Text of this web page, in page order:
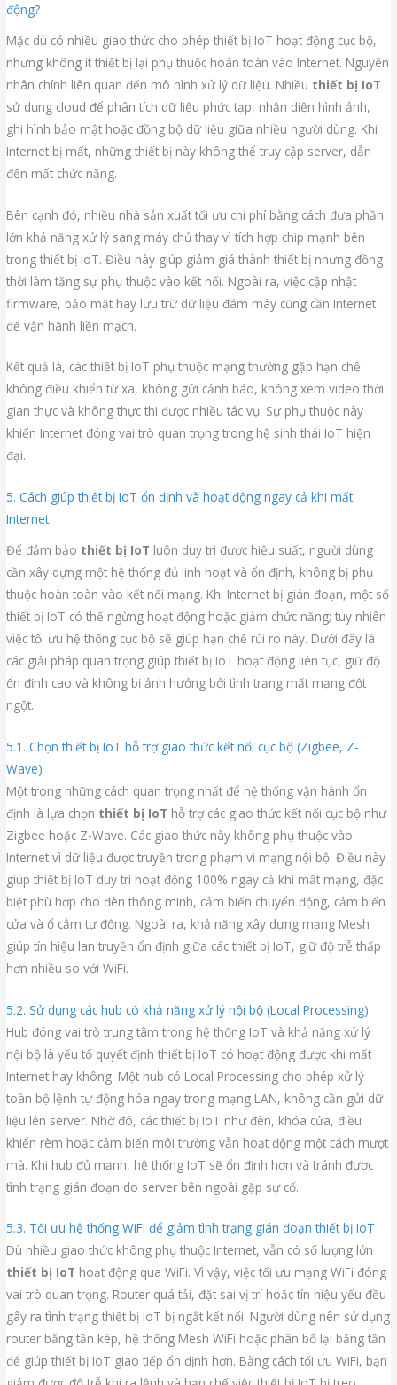
động?
Mặc dù có nhiều giao thức cho phép thiết bị IoT hoạt động cục bộ,
nhưng không ít thiết bị lại phụ thuộc hoàn toàn vào Internet. Nguyên
nhân chính liên quan đến mô hình xử lý dữ liệu. Nhiều thiết bị IoT
sử dụng cloud để phân tích dữ liệu phức tạp, nhận diện hình ảnh,
ghi hình bảo mật hoặc đồng bộ dữ liệu giữa nhiều người dùng. Khi
Internet bị mất, những thiết bị này không thể truy cập server, dẫn
đến mất chức năng.
Bên cạnh đó, nhiều nhà sản xuất tối ưu chi phí bằng cách đưa phần
lớn khả năng xử lý sang máy chủ thay vì tích hợp chip mạnh bên
trong thiết bị IoT. Điều này giúp giảm giá thành thiết bị nhưng đồng
thời làm tăng sự phụ thuộc vào kết nối. Ngoài ra, việc cập nhật
firmware, bảo mật hay lưu trữ dữ liệu đám mây cũng cần Internet
để vận hành liền mạch.
Kết quả là, các thiết bị IoT phụ thuộc mạng thường gặp hạn chế:
không điều khiển từ xa, không gửi cảnh báo, không xem video thời
gian thực và không thực thi được nhiều tác vụ. Sự phụ thuộc này
khiến Internet đóng vai trò quan trọng trong hệ sinh thái IoT hiện
đại.
5. Cách giúp thiết bị IoT ổn định và hoạt động ngay cả khi mất
Internet
Để đảm bảo thiết bị IoT luôn duy trì được hiệu suất, người dùng
cần xây dựng một hệ thống đủ linh hoạt và ổn định, không bị phụ
thuộc hoàn toàn vào kết nối mạng. Khi Internet bị gián đoạn, một số
thiết bị IoT có thể ngừng hoạt động hoặc giảm chức năng; tuy nhiên
việc tối ưu hệ thống cục bộ sẽ giúp hạn chế rủi ro này. Dưới đây là
các giải pháp quan trọng giúp thiết bị IoT hoạt động liên tục, giữ độ
ổn định cao và không bị ảnh hưởng bởi tình trạng mất mạng đột
ngột.
5.1. Chọn thiết bị IoT hỗ trợ giao thức kết nối cục bộ (Zigbee, Z-
Wave)
Một trong những cách quan trọng nhất để hệ thống vận hành ổn
định là lựa chọn thiết bị IoT hỗ trợ các giao thức kết nối cục bộ như
Zigbee hoặc Z-Wave. Các giao thức này không phụ thuộc vào
Internet vì dữ liệu được truyền trong phạm vi mạng nội bộ. Điều này
giúp thiết bị IoT duy trì hoạt động 100% ngay cả khi mất mạng, đặc
biệt phù hợp cho đèn thông minh, cảm biến chuyển động, cảm biến
cửa và ổ cắm tự động. Ngoài ra, khả năng xây dựng mạng Mesh
giúp tín hiệu lan truyền ổn định giữa các thiết bị IoT, giữ độ trễ thấp
hơn nhiều so với WiFi.
5.2. Sử dụng các hub có khả năng xử lý nội bộ (Local Processing)
Hub đóng vai trò trung tâm trong hệ thống IoT và khả năng xử lý
nội bộ là yếu tố quyết định thiết bị IoT có hoạt động được khi mất
Internet hay không. Một hub có Local Processing cho phép xử lý
toàn bộ lệnh tự động hóa ngay trong mạng LAN, không cần gửi dữ
liệu lên server. Nhờ đó, các thiết bị IoT như đèn, khóa cửa, điều
khiển rèm hoặc cảm biến môi trường vẫn hoạt động một cách mượt
mà. Khi hub đủ mạnh, hệ thống IoT sẽ ổn định hơn và tránh được
tình trạng gián đoạn do server bên ngoài gặp sự cố.
5.3. Tối ưu hệ thống WiFi để giảm tình trạng gián đoạn thiết bị IoT
Dù nhiều giao thức không phụ thuộc Internet, vẫn có số lượng lớn
thiết bị IoT hoạt động qua WiFi. Vì vậy, việc tối ưu mạng WiFi đóng
vai trò quan trọng. Router quá tải, đặt sai vị trí hoặc tín hiệu yếu đều
gây ra tình trạng thiết bị IoT bị ngắt kết nối. Người dùng nên sử dụng
router băng tần kép, hệ thống Mesh WiFi hoặc phân bổ lại băng tần
để giúp thiết bị IoT giao tiếp ổn định hơn. Bằng cách tối ưu WiFi, bạn